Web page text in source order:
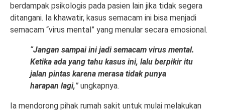
berdampak psikologis pada pasien lain jika tidak segera
ditangani. Ia khawatir, kasus semacam ini bisa menjadi
semacam “virus mental” yang menular secara emosional.
“Jangan sampai ini jadi semacam virus mental.
Ketika ada yang tahu kasus ini, lalu berpikir itu
jalan pintas karena merasa tidak punya
harapan lagi,” ungkapnya.
Ia mendorong pihak rumah sakit untuk mulai melakukan